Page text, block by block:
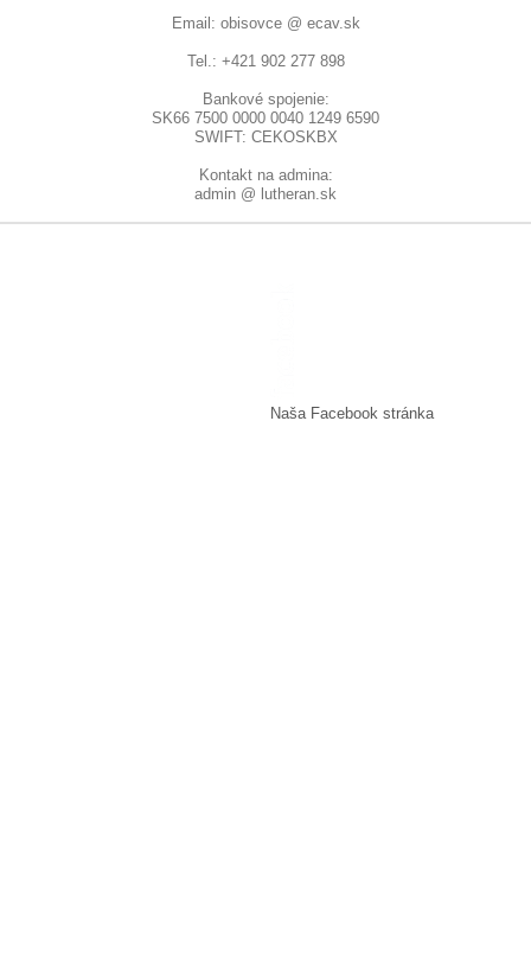
Email: obisovce @ ecav.sk
Tel.: +421 902 277 898
Bankové spojenie:
SK66 7500 0000 0040 1249 6590
SWIFT: CEKOSKBX
Kontakt na admina:
admin @ lutheran.sk
Naša Facebook stránka